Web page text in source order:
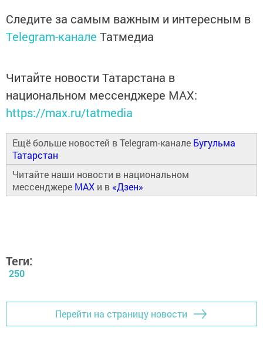
Следите за самым важным и интересным в
Telegram-канале Татмедиа
Читайте новости Татарстана в
национальном мессенджере MАХ:
https://max.ru/tatmedia
Ещё больше новостей в Telegram-канале Бугульма
Татарстан
Читайте наши новости в национальном
мессенджере MAX и в «Дзен»
Теги:
250
Перейти на страницу новости